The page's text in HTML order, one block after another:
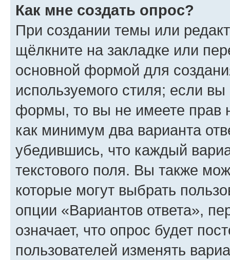
Как мне создать опрос?
При создании темы или
щёлкните на закладке или
основной формой для
используемого стиля; если
формы, то вы не имеете прав
как минимум два варианта
убедившись, что каждый
текстового поля. Вы также
которые могут выбрать
опции «Вариантов ответа»,
означает, что опрос будет
пользователей изменять